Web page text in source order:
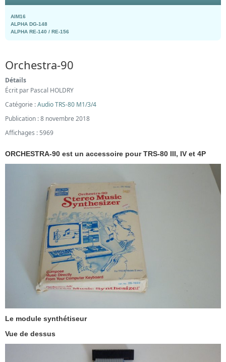
AIM16
ALPHA DG-148
ALPHA RE-140 / RE-156
Orchestra-90
Détails
Écrit par Pascal HOLDRY
Catégorie :Audio TRS-80 M1/3/4
Publication : 8 novembre 2018
Affichages : 5969
ORCHESTRA-90 est un accessoire pour TRS-80 III, IV et 4P
Le module synthétiseur
Vue de dessus